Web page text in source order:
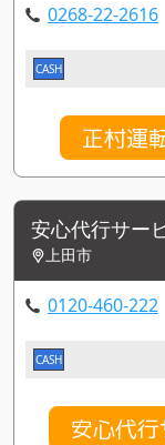
0268-22-2616
CASH
正村運
安心代行サー
上田市
0120-460-222
CASH
安心代